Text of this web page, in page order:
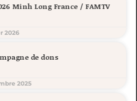
Minh Long France / FAMTV
2026
de dons
2025